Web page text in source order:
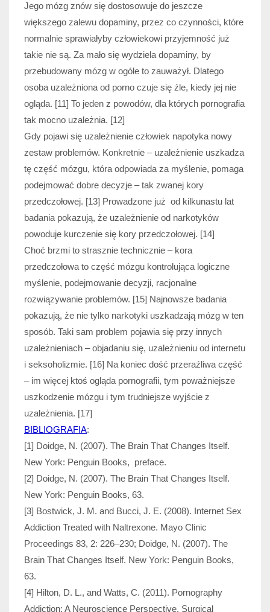
Jego mózg znów się dostosowuje do jeszcze
większego zalewu dopaminy, przez co czynności, które
normalnie sprawiałyby człowiekowi przyjemność już
takie nie są. Za mało się wydziela dopaminy, by
przebudowany mózg w ogóle to zauważył. Dlatego
osoba uzależniona od porno czuje się źle, kiedy jej nie
ogląda. [11] To jeden z powodów, dla których pornografia
tak mocno uzależnia. [12]
Gdy pojawi się uzależnienie człowiek napotyka nowy
zestaw problemów. Konkretnie – uzależnienie uszkadza
tę część mózgu, która odpowiada za myślenie, pomaga
podejmować dobre decyzje – tak zwanej kory
przedczołowej. [13] Prowadzone już od kilkunastu lat
badania pokazują, że uzależnienie od narkotyków
powoduje kurczenie się kory przedczołowej. [14]
Choć brzmi to strasznie technicznie – kora
przedczołowa to część mózgu kontrolująca logiczne
myślenie, podejmowanie decyzji, racjonalne
rozwiązywanie problemów. [15] Najnowsze badania
pokazują, że nie tylko narkotyki uszkadzają mózg w ten
sposób. Taki sam problem pojawia się przy innych
uzależnieniach – objadaniu się, uzależnieniu od internetu
i seksoholizmie. [16] Na koniec dość przeraźliwa część
– im więcej ktoś ogląda pornografii, tym poważniejsze
uszkodzenie mózgu i tym trudniejsze wyjście z
uzależnienia. [17]
BIBLIOGRAFIA:
[1] Doidge, N. (2007). The Brain That Changes Itself.
New York: Penguin Books, preface.
[2] Doidge, N. (2007). The Brain That Changes Itself.
New York: Penguin Books, 63.
[3] Bostwick, J. M. and Bucci, J. E. (2008). Internet Sex
Addiction Treated with Naltrexone. Mayo Clinic
Proceedings 83, 2: 226–230; Doidge, N. (2007). The
Brain That Changes Itself. New York: Penguin Books,
63.
[4] Hilton, D. L., and Watts, C. (2011). Pornography
Addiction: A Neuroscience Perspective. Surgical